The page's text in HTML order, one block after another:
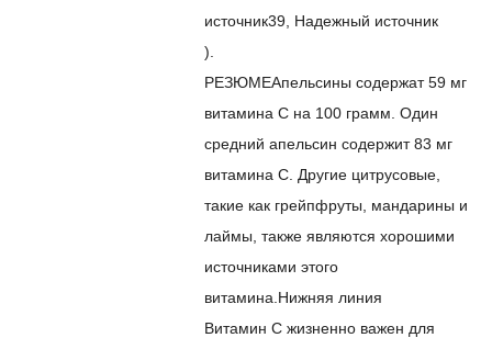
источник39, Надежный источник
).
РЕЗЮМЕАпельсины содержат 59 мг
витамина С на 100 грамм. Один
средний апельсин содержит 83 мг
витамина С. Другие цитрусовые,
такие как грейпфруты, мандарины и
лаймы, также являются хорошими
источниками этого
витамина. Нижняя линия
Витамин С жизненно важен для